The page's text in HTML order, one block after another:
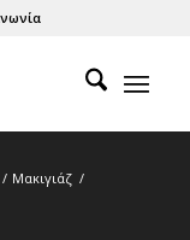
/ Μακιγιάζ /